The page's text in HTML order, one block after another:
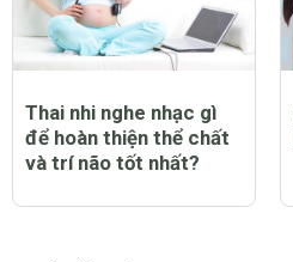
Thai nhi nghe nhạc gì
để hoàn thiện thể chất
và trí não tốt nhất?